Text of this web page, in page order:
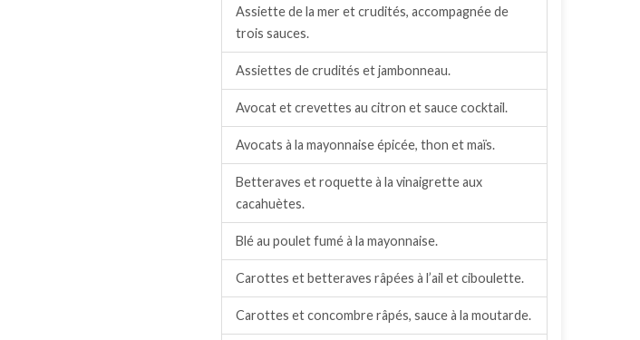
Assiette de la mer et crudités, accompagnée de
trois sauces.
Assiettes de crudités et jambonneau.
Avocat et crevettes au citron et sauce cocktail.
Avocats à la mayonnaise épicée, thon et maïs.
Betteraves et roquette à la vinaigrette aux
cacahuètes.
Blé au poulet fumé à la mayonnaise.
Carottes et betteraves râpées à l’ail et ciboulette.
Carottes et concombre râpés, sauce à la moutarde.